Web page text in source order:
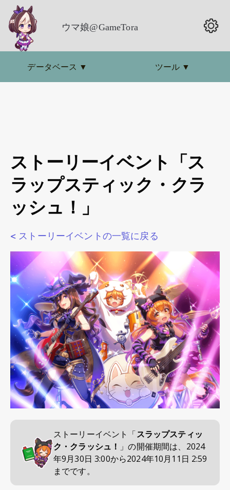
ウマ娘@GameTora
データベース ▼ ツール ▼
ストーリーイベント「ス
ラップスティック・クラ
ッシュ！」
< ストーリーイベントの一覧に戻る
ストーリーイベント「スラップスティッ
ク・クラッシュ！ 」の開催期間は、 2024
年9月30日 3:00から2024年10月11日 2:59
までです。